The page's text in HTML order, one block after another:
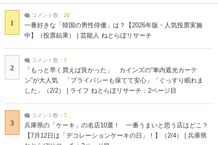
1
コメント数： 20
一番好きな「韓国の男性俳優」は？【2026年版・人気投票実施
中】（投票結果） | 芸能人 ねとらぼリサーチ
2
コメント数： 7
「もっと早く買えば良かった」 カインズの“車内遮光カーテ
ン”が大人気 「プライバシーも保てて安心」「ぐっすり眠れま
した」（2/2） | ライフ ねとらぼリサーチ：2ページ目
3
コメント数： 7
兵庫県の「ケーキ」の名店10選！ 一番うまいと思う店はどこ？
【7月12日は「デコレーションケーキの日」！】（2/4） | 兵庫県